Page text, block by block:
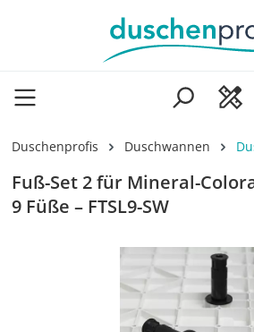
Zum Hauptinhalt springen
Duschenprofis Duschwannen
Fuß-Set 2 für Mineral-
9 Füße – FTSL9-SW
Bildergalerie überspringen